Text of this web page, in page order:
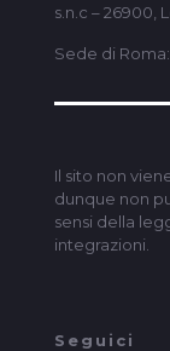
s.n.c – 26900,
Sede di
Il sito non
dunque non
sensi della
integrazioni.
Seguici